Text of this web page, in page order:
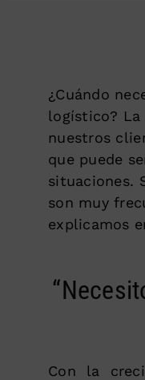
¿Cuándo
logístico? La
nuestros
que puede
situaciones.
son muy
explicamos
Con la